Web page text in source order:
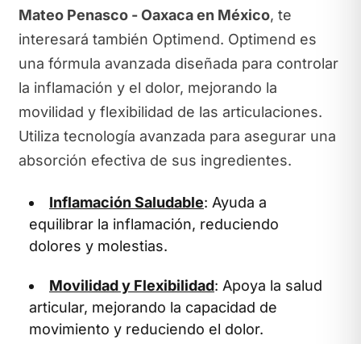
Mateo Penasco - Oaxaca en México, te
interesará también Optimend. Optimend es
una fórmula avanzada diseñada para controlar
la inflamación y el dolor, mejorando la
movilidad y flexibilidad de las articulaciones.
Utiliza tecnología avanzada para asegurar una
absorción efectiva de sus ingredientes.
Inflamación Saludable: Ayuda a
equilibrar la inflamación, reduciendo
dolores y molestias.
Movilidad y Flexibilidad: Apoya la salud
articular, mejorando la capacidad de
movimiento y reduciendo el dolor.